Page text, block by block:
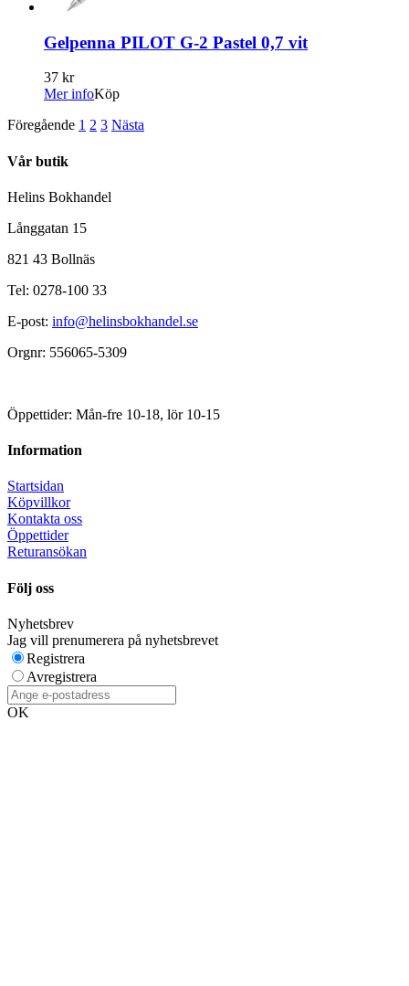
Gelpenna PILOT G-2 Pastel 0,7 vit
37 kr
Mer infoKöp
Föregående 1 2 3 Nästa
Vår butik
Helins Bokhandel
Långgatan 15
821 43 Bollnäs
Tel: 0278-100 33
E-post: info@helinsbokhandel.se
Orgnr: 556065-5309
Öppettider: Mån-fre 10-18, lör 10-15
Information
Startsidan
Köpvillkor
Kontakta oss
Öppettider
Returansökan
Följ oss
Nyhetsbrev
Jag vill prenumerera på nyhetsbrevet
Registrera
Avregistrera
OK